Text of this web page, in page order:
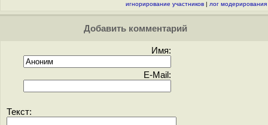
игнорирование участников | лог модерирования
Добавить комментарий
Имя:
E-Mail:
Текст: